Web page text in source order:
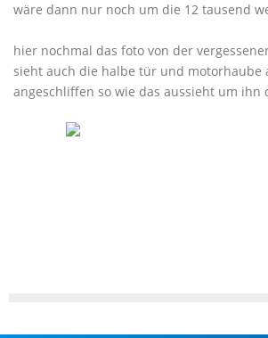
wäre dann nur noch um die 12 tausend
hier nochmal das foto von der
sieht auch die halbe tür und motorhaube
angeschliffen so wie das aussieht um ihn